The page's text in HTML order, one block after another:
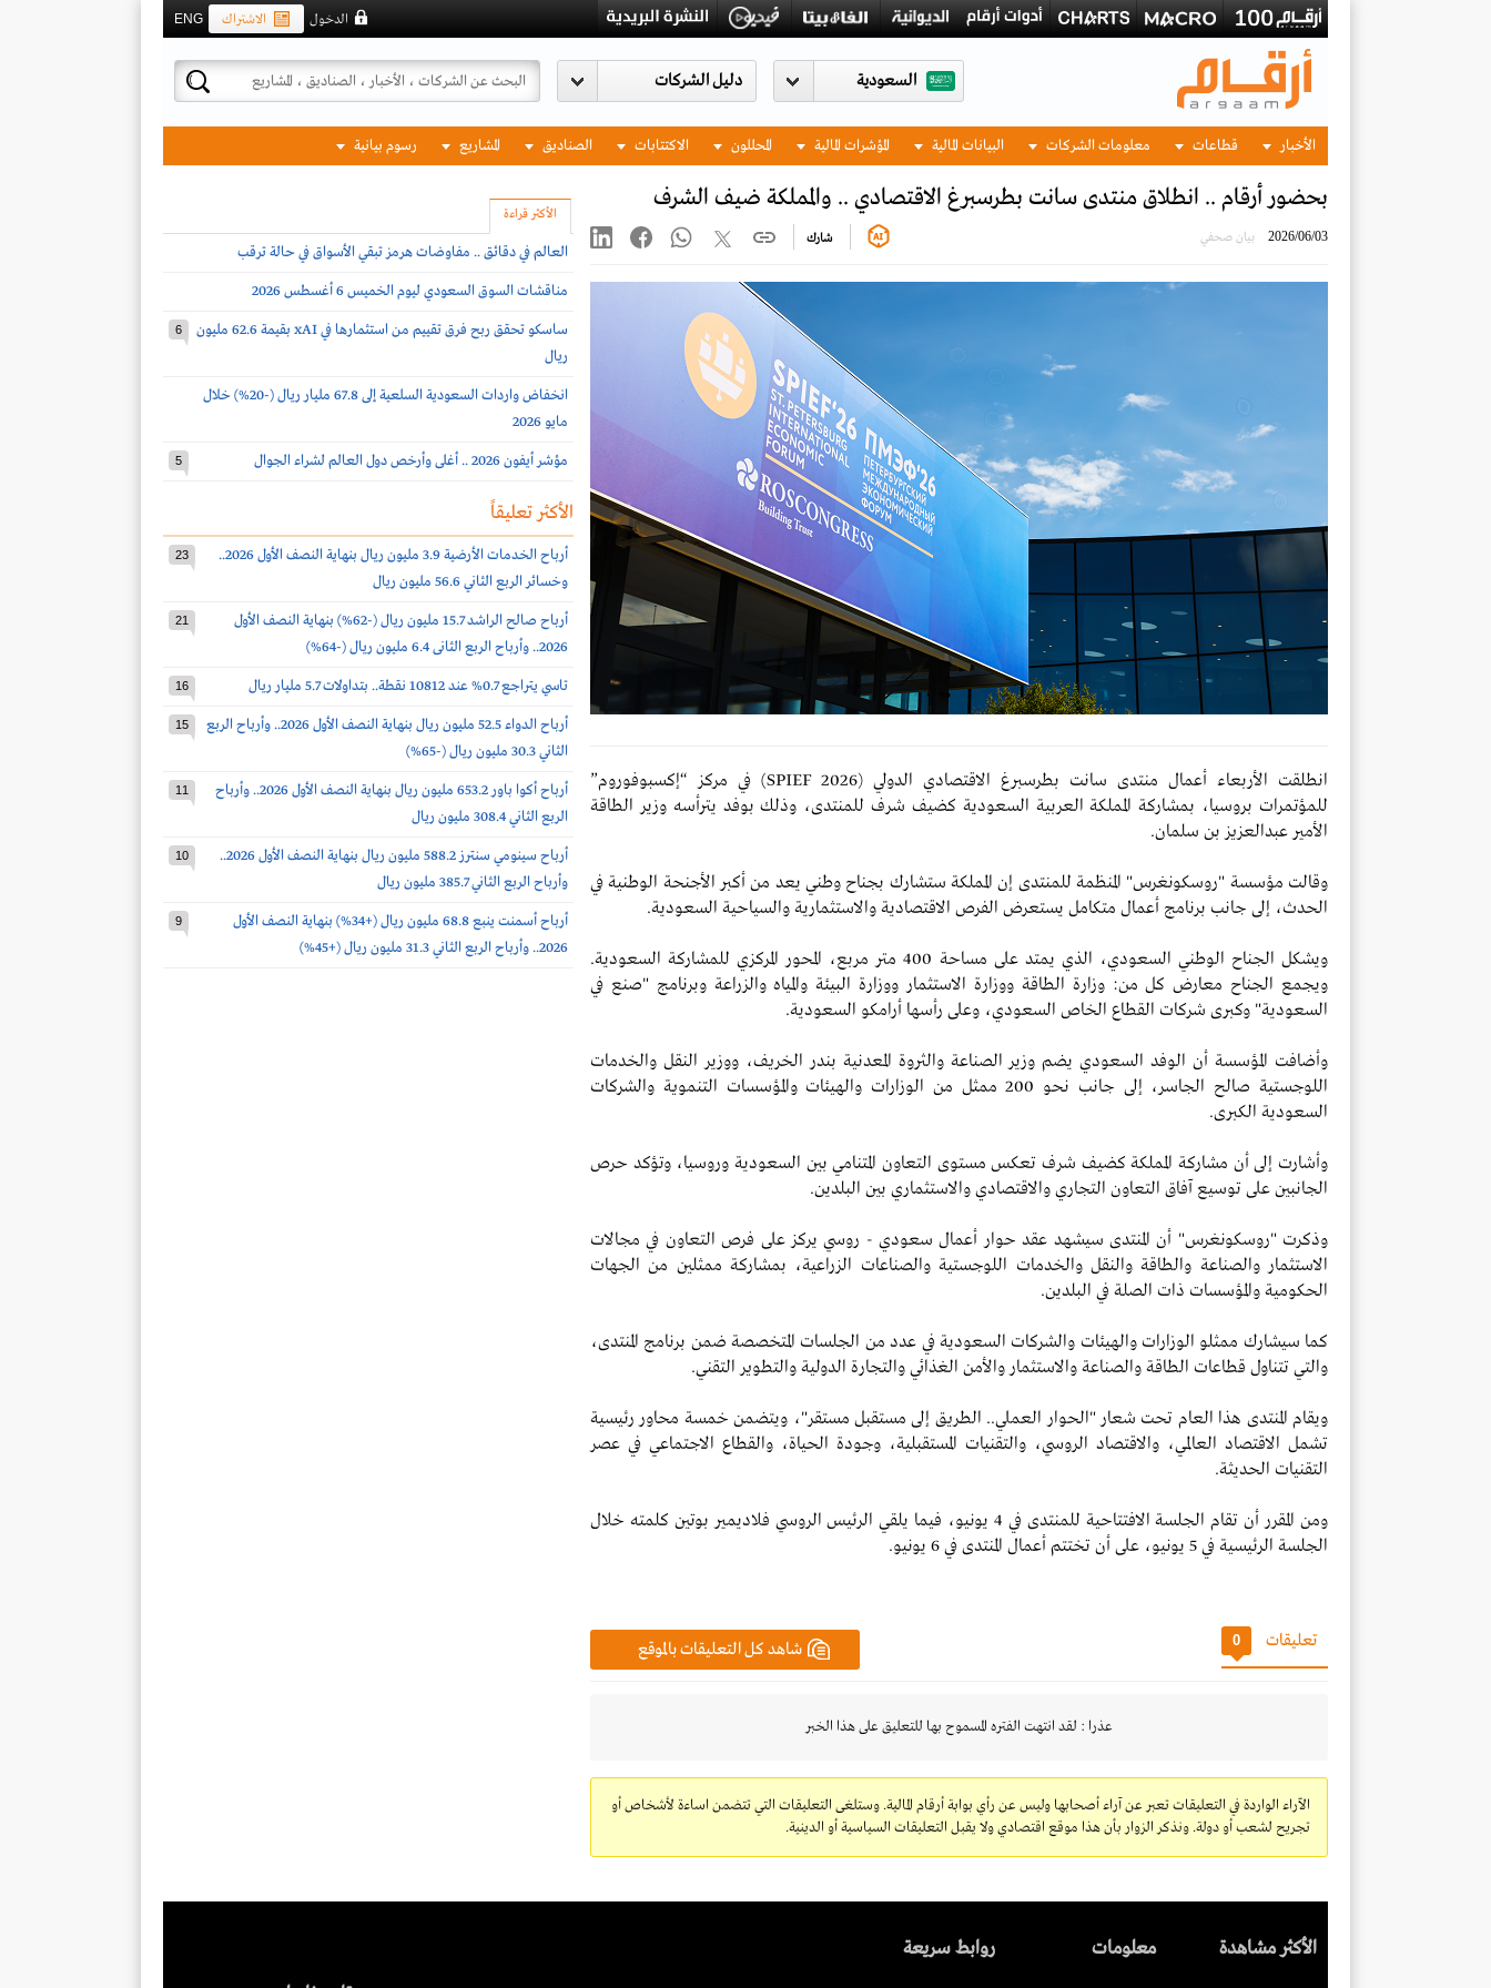
ENG الاشتراك الدخول
السعودية
الأخبار قطاعات معلومات الشركات البيانات المالية المؤشرات المالية المحللون الاكتتابات الصناديق المشاريع رسوم بيانية
بحضور أرقام .. انطلاق منتدى سانت بطرسبرغ الاقتصادي .. والمملكة ضيف الشرف
2026/06/03 بيان صحفي شارك
انطلقت الأربعاء أعمال منتدى سانت بطرسبرغ الاقتصادي الدولي (SPIEF 2026) في مركز “إكسبوفوروم”
للمؤتمرات بروسيا، بمشاركة المملكة العربية السعودية كضيف شرف للمنتدى، وذلك بوفد يترأسه وزير الطاقة
الأمير عبدالعزيز بن سلمان.
وقالت مؤسسة "روسكونغرس" المنظمة للمنتدى إن المملكة ستشارك بجناح وطني يعد من أكبر الأجنحة الوطنية في
الحدث، إلى جانب برنامج أعمال متكامل يستعرض الفرص الاقتصادية والاستثمارية والسياحية السعودية.
ويشكل الجناح الوطني السعودي، الذي يمتد على مساحة 400 متر مربع، المحور المركزي للمشاركة السعودية.
ويجمع الجناح معارض كل من: وزارة الطاقة ووزارة الاستثمار ووزارة البيئة والمياه والزراعة وبرنامج "صنع في
السعودية" وكبرى شركات القطاع الخاص السعودي، وعلى رأسها أرامكو السعودية.
وأضافت المؤسسة أن الوفد السعودي يضم وزير الصناعة والثروة المعدنية بندر الخريف، ووزير النقل والخدمات
اللوجستية صالح الجاسر، إلى جانب نحو 200 ممثل من الوزارات والهيئات والمؤسسات التنموية والشركات
السعودية الكبرى.
وأشارت إلى أن مشاركة المملكة كضيف شرف تعكس مستوى التعاون المتنامي بين السعودية وروسيا، وتؤكد حرص
الجانبين على توسيع آفاق التعاون التجاري والاقتصادي والاستثماري بين البلدين.
وذكرت "روسكونغرس" أن المنتدى سيشهد عقد حوار أعمال سعودي - روسي يركز على فرص التعاون في مجالات
الاستثمار والصناعة والطاقة والنقل والخدمات اللوجستية والصناعات الزراعية، بمشاركة ممثلين من الجهات
الحكومية والمؤسسات ذات الصلة في البلدين.
كما سيشارك ممثلو الوزارات والهيئات والشركات السعودية في عدد من الجلسات المتخصصة ضمن برنامج المنتدى،
والتي تتناول قطاعات الطاقة والصناعة والاستثمار والأمن الغذائي والتجارة الدولية والتطوير التقني.
ويقام المنتدى هذا العام تحت شعار "الحوار العملي.. الطريق إلى مستقبل مستقر"، ويتضمن خمسة محاور رئيسية
تشمل الاقتصاد العالمي، والاقتصاد الروسي، والتقنيات المستقبلية، وجودة الحياة، والقطاع الاجتماعي في عصر
التقنيات الحديثة.
ومن المقرر أن تقام الجلسة الافتتاحية للمنتدى في 4 يونيو، فيما يلقي الرئيس الروسي فلاديمير بوتين كلمته خلال
الجلسة الرئيسية في 5 يونيو، على أن تختتم أعمال المنتدى في 6 يونيو.
شاهد كل التعليقات بالموقع تعليقات 0
عذرا : لقد انتهت الفتره المسموح بها للتعليق على هذا الخبر
الآراء الواردة في التعليقات تعبر عن آراء أصحابها وليس عن رأي بوابة أرقام المالية. وستلغى التعليقات التي تتضمن اساءة لأشخاص أو
تجريح لشعب أو دولة. ونذكر الزوار بأن هذا موقع اقتصادي ولا يقبل التعليقات السياسية أو الدينية.
الأكثر قراءة
العالم في دقائق .. مفاوضات هرمز تبقي الأسواق في حالة ترقب
مناقشات السوق السعودي ليوم الخميس 6 أغسطس 2026
ساسكو تحقق ربح فرق تقييم من استثمارها في xAI بقيمة 62.6 مليون
ريال
6
انخفاض واردات السعودية السلعية إلى 67.8 مليار ريال (-20%) خلال
مايو 2026
مؤشر أيفون 2026 .. أغلى وأرخص دول العالم لشراء الجوال 5
الأكثر تعليقاً
أرباح الخدمات الأرضية 3.9 مليون ريال بنهاية النصف الأول 2026..
وخسائر الربع الثاني 56.6 مليون ريال
23
أرباح صالح الراشد 15.7 مليون ريال (-62%) بنهاية النصف الأول
2026.. وأرباح الربع الثانى 6.4 مليون ريال (-64%)
21
تاسي يتراجع 0.7% عند 10812 نقطة.. بتداولات 5.7 مليار ريال 16
أرباح الدواء 52.5 مليون ريال بنهاية النصف الأول 2026.. وأرباح الربع
الثاني 30.3 مليون ريال (-65%)
15
أرباح أكوا باور 653.2 مليون ريال بنهاية النصف الأول 2026.. وأرباح
الربع الثاني 308.4 مليون ريال
11
أرباح سينومي سنترز 588.2 مليون ريال بنهاية النصف الأول 2026..
وأرباح الربع الثاني 385.7 مليون ريال
10
أرباح أسمنت ينبع 68.8 مليون ريال (+34%) بنهاية النصف الأول
2026.. وأرباح الربع الثاني 31.3 مليون ريال (+45%)
9
الأكثر مشاهدة معلومات
روابط سريعة